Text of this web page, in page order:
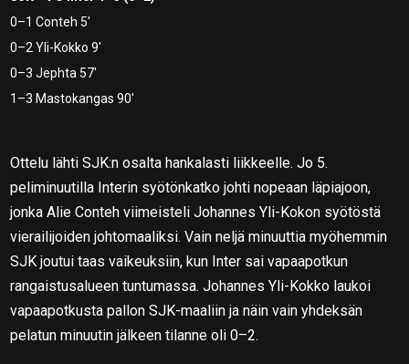
0–1 Conteh 5′
0–2 Yli-Kokko 9′
0–3 Jephta 57′
1–3 Mastokangas 90′
Ottelu lähti SJK:n osalta hankalasti liikkeelle. Jo 5.
peliminuutilla Interin syötönkatko johti nopeaan läpiajoon,
jonka Alie Conteh viimeisteli Johannes Yli-Kokon syötöstä
vierailijoiden johtomaaliksi. Vain neljä minuuttia myöhemmin
SJK joutui taas vaikeuksiin, kun Inter sai vapaapotkun
rangaistusalueen tuntumassa. Johannes Yli-Kokko laukoi
vapaapotkusta pallon SJK-maaliin ja näin vain yhdeksän
pelatun minuutin jälkeen tilanne oli 0–2.